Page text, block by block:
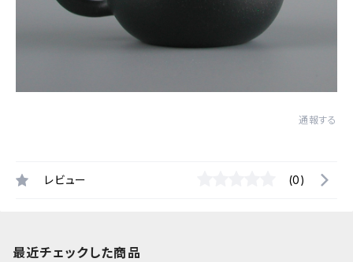
通報する
レビュー (0)
最近チェックした商品